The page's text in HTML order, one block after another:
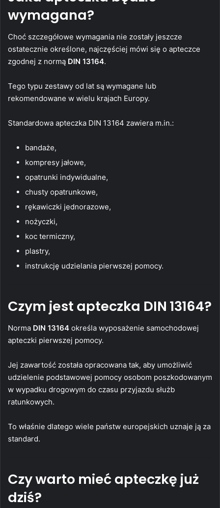
wymagana?
Choć szczegółowe wymagania nie zostały jeszcze
ostatecznie określone, najczęściej mówi się o apteczce
zgodnej z normą DIN 13164.
Tego typu zestawy od lat są wymagane lub
rekomendowane w wielu krajach Europy.
Standardowa apteczka DIN 13164 zawiera m.in.:
bandaże,
kompresy jałowe,
opatrunki indywidualne,
chusty opatrunkowe,
rękawiczki jednorazowe,
nożyczki,
koc termiczny,
plastry,
instrukcję udzielania pierwszej pomocy.
Czym jest apteczka DIN 13164?
Norma DIN 13164 określa wyposażenie samochodowej
apteczki pierwszej pomocy.
Jej zawartość została opracowana tak, aby umożliwić
udzielenie podstawowej pomocy osobom poszkodowanym
w wypadku drogowym do czasu przyjazdu służb
ratunkowych.
To właśnie dlatego wiele państw europejskich uznaje ją za
standard.
Czy warto mieć apteczkę już
dziś?